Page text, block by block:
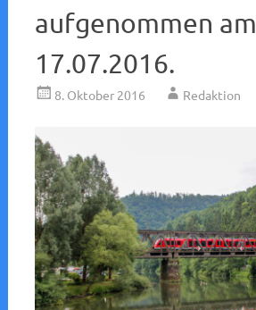
aufgenommen am
17.07.2016.
8. Oktober 2016 Redaktion